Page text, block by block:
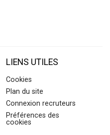
LIENS UTILES
Cookies
Plan du site
Connexion recruteurs
Préférences des
cookies